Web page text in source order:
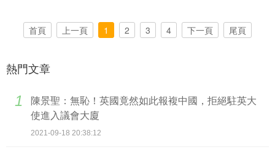
首頁 上一頁 1 2 3 4 下一頁 尾頁
熱門文章
陳景聖：無恥！英國竟然如此報複中國，拒絕駐英大
使進入議會大廈
2021-09-18 20:38:12
1